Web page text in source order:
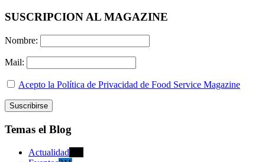
SUSCRIPCION AL MAGAZINE
Nombre:
Mail:
Acepto la Política de Privacidad de Food Service Magazine
Temas el Blog
Actualidad